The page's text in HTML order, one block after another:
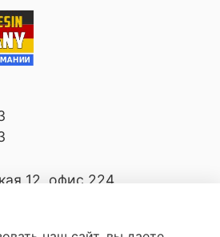
12, офис 224